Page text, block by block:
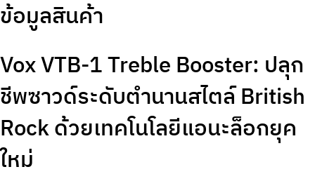
ข้อมูลสินค้า
Vox VTB-1 Treble Booster: ปลุก
ชีพซาวด์ระดับตำนานสไตล์ British
Rock ด้วยเทคโนโลยีแอนะล็อกยุค
ใหม่